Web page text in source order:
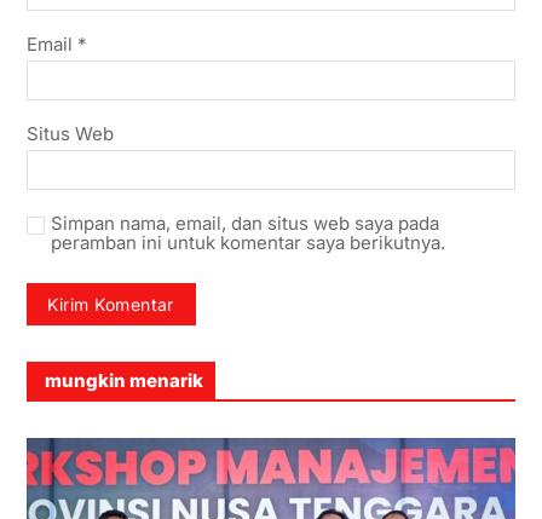
Email *
Situs Web
Simpan nama, email, dan situs web saya pada
peramban ini untuk komentar saya berikutnya.
mungkin menarik